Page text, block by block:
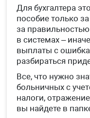
Для бухгалтера
пособие только
за
в системах –
выплаты с
разбираться
Все, что нужно
больничных с
налоги,
вы найдете в